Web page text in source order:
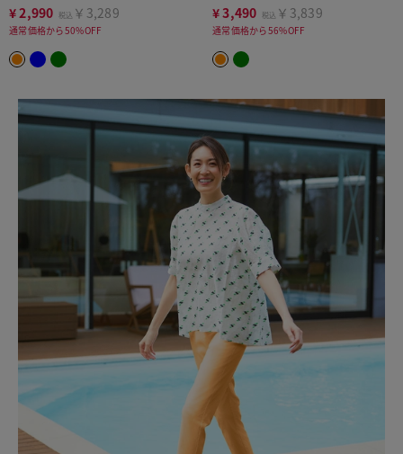
¥2,990 税込 ￥3,289
通常価格から50%OFF
¥3,490 税込 ￥3,839
通常価格から56%OFF